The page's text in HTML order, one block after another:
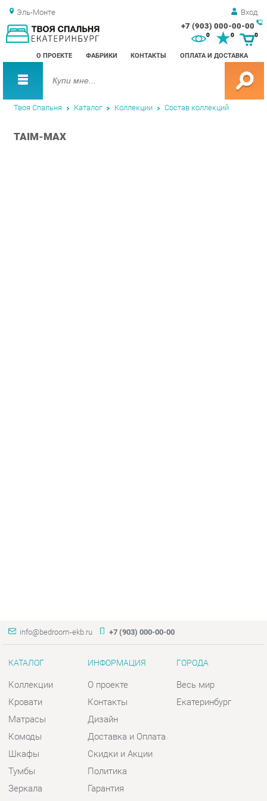
Эль-Монте Вход
+7 (903) 000-00-00
О ПРОЕКТЕ ФАБРИКИ КОНТАКТЫ ОПЛАТА И ДОСТАВКА
0 0
Твоя Спальня Каталог Коллекции Состав коллекций
TAIM-MAX
КАТАЛОГ
Матрасы
Комоды
Шкафы
Тумбы
Зеркала
Столы
Мягкая мебель
ИНФОРМАЦИЯ
Дизайн
Доставка и Оплата
Скидки и Акции
Политика
Гарантия
Помощь
ГОРОДА